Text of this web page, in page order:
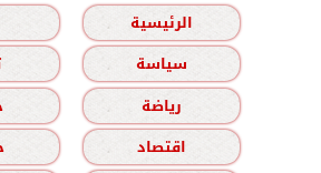
الرئيسية
سياسة
رياضة
اقتصاد